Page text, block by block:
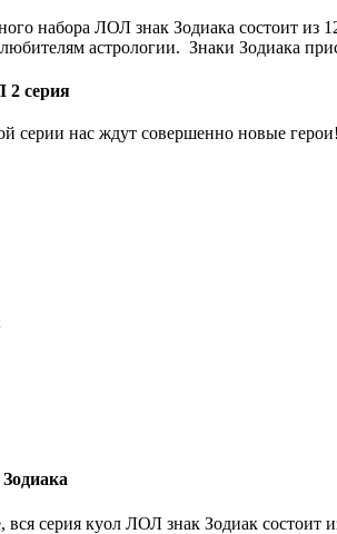
набора ЛОЛ знак Зодиака состоит из
астрологии. Знаки Зодиака
2 серия
серии нас ждут совершенно новые
серия куол ЛОЛ знак Зодиак состоит